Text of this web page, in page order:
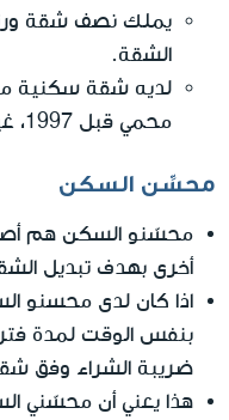
يملك نصف شقة
الشقة.
لديه شقة سكنية
محمي قبل 1997، غير هذه الشقة.
محسِّن السكن
محسّنو السكن هم
أخرى بهدف تبديل
اذا كان لدى محسنو
بنفس الوقت لمدة
ضريبة الشراء وفق
هذا يعني أن محسّني